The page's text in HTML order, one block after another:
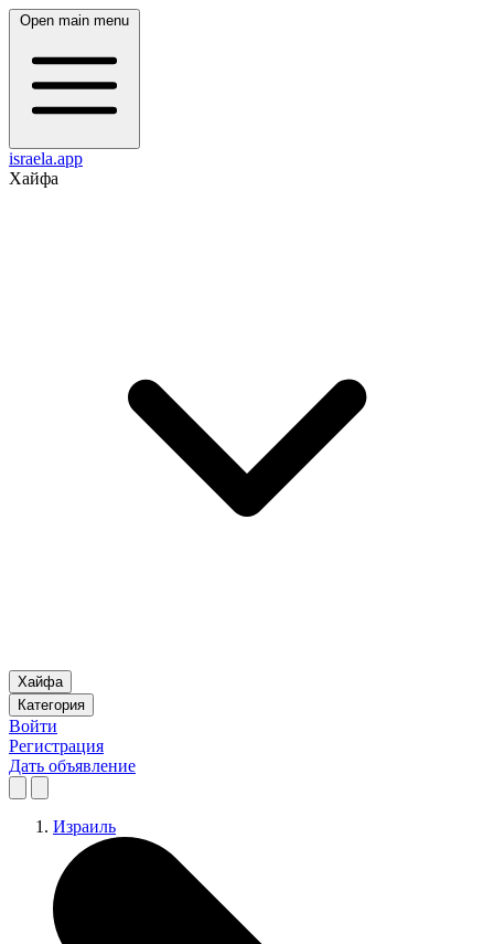
Open main menu
israela.app
Хайфа
Хайфа
Категория
Войти
Регистрация
Дать объявление
Израиль